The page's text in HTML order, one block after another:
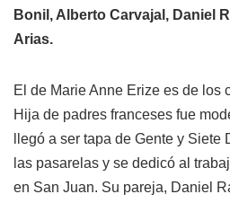
Bonil, Alberto Carvajal, Daniel
Arias.
El de Marie Anne Erize es de los
Hija de padres franceses fue
llegó a ser tapa de Gente y
las pasarelas y se dedicó al
en San Juan. Su pareja, Daniel